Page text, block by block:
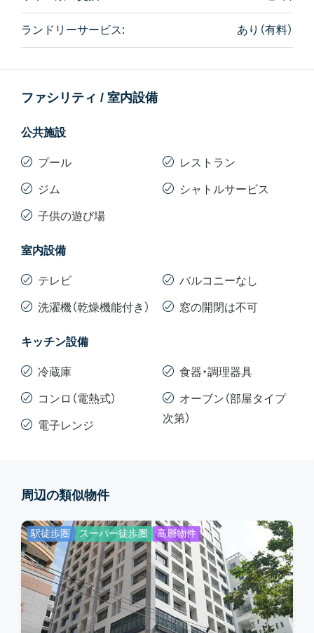
ランドリーサービス: あり（有料）
ファシリティ / 室内設備
公共施設
プール
ジム
子供の遊び場
レストラン
シャトルサービス
室内設備
テレビ
洗濯機（乾燥機能付き）
バルコニーなし
窓の開閉は不可
キッチン設備
冷蔵庫
コンロ（電熱式）
電子レンジ
食器・調理器具
オーブン（部屋タイプ
次第）
周辺の類似物件
駅徒歩圏 スーパー徒歩圏 高層物件